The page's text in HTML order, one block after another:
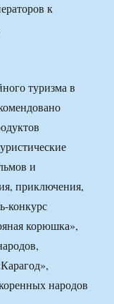
к
туризма в
и
приключения,
конкурс
корюшка»,
народов